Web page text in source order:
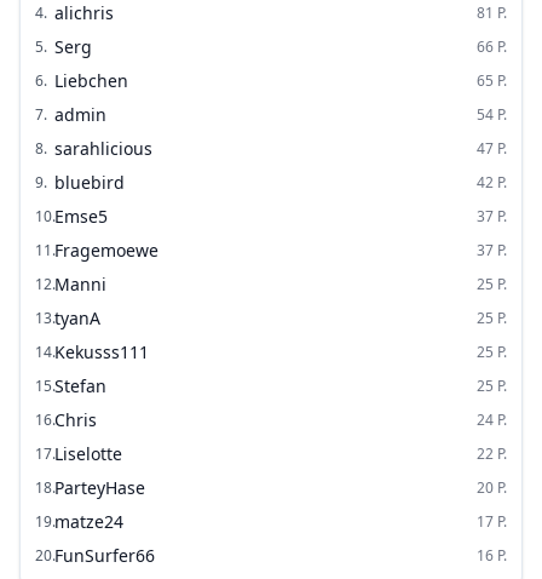
4. alichris 81 P.
5. Serg 66 P.
6. Liebchen 65 P.
7. admin 54 P.
8. sarahlicious 47 P.
9. bluebird 42 P.
10.Emse5 37 P.
11.Fragemoewe 37 P.
12.Manni 25 P.
13.tyanA 25 P.
14.Kekusss111 25 P.
15.Stefan 25 P.
16.Chris 24 P.
17.Liselotte 22 P.
18.ParteyHase 20 P.
19.matze24 17 P.
20.FunSurfer66 16 P.